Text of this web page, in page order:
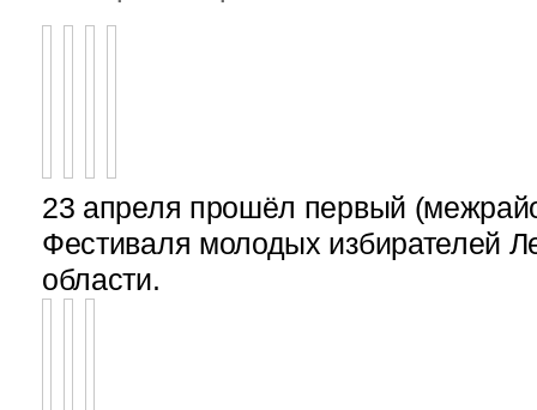
23 апреля прошёл первый
Фестиваля молодых избирателей
области.